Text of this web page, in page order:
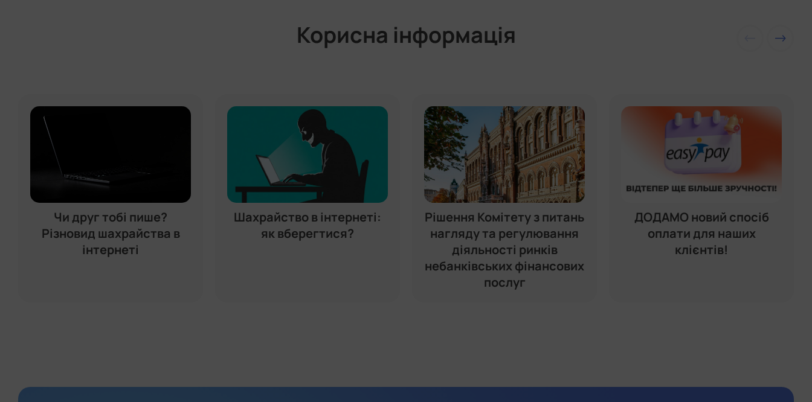
Корисна інформація
Чи друг тобі пише?
Різновид шахрайства в
інтернеті
Шахрайство в інтернеті:
як вберегтися?
Рішення Комітету з питань
нагляду та регулювання
діяльності ринків
небанківських фінансових
послуг
ДОДАМО новий спосіб
оплати для наших
клієнтів!